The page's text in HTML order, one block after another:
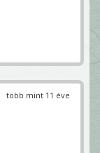
több mint 11 éve